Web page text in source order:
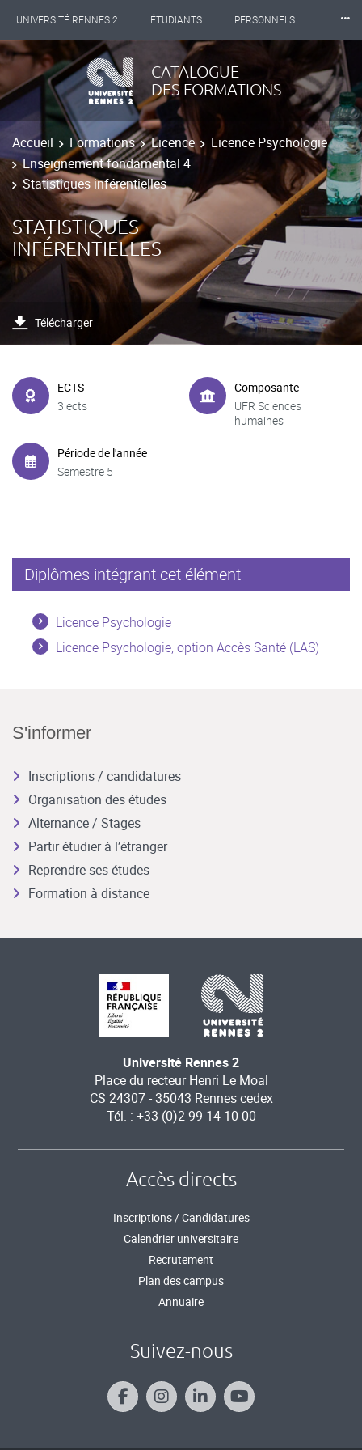
UNIVERSITÉ RENNES 2 ÉTUDIANTS PERSONNELS
INTERNATIONAL PROFESSIONNELS BIBLIOTHÈQUES
LES NOUVELLES DE RENNES 2
⸱⸱⸱
CATALOGUE
DES FORMATIONS
Accueil Formations Licence
Licence Psychologie
Enseignement fondamental 4
Statistiques inférentielles
STATISTIQUES
INFÉRENTIELLES
Télécharger
ECTS
3 ects
Composante
UFR Sciences
humaines
Période de l'année
Semestre 5
Diplômes intégrant cet élément
Licence Psychologie
Licence Psychologie, option Accès Santé (LAS)
S'informer
Inscriptions / candidatures
Organisation des études
Alternance / Stages
Partir étudier à l’étranger
Reprendre ses études
Formation à distance
Université Rennes 2
Place du recteur Henri Le Moal
CS 24307 - 35043 Rennes cedex
Tél. : +33 (0)2 99 14 10 00
Accès directs
Inscriptions / Candidatures
Calendrier universitaire
Recrutement
Plan des campus
Annuaire
Suivez-nous